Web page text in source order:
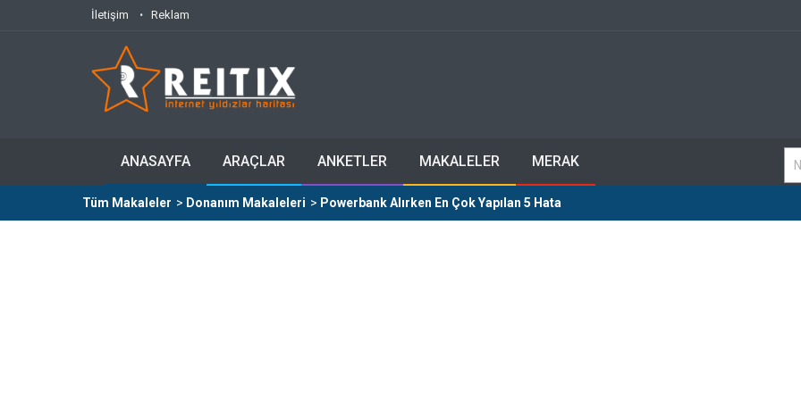
İletişim Reklam
ANASAYFA ARAÇLAR ANKETLER MAKALELER MERAK
Tüm Makaleler > Donanım Makaleleri > Powerbank Alırken En Çok Yapılan 5 Hata